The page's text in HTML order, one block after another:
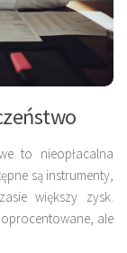
to nieopłacalna
są instrumenty,
większy zysk.
ale